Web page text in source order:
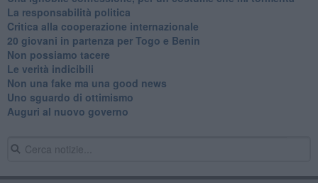
La responsabilità politica
Critica alla cooperazione internazionale
20 giovani in partenza per Togo e Benin
​Non possiamo tacere
​Le verità indicibili
Non una fake ma una good news
Uno sguardo di ottimismo
Auguri al nuovo governo